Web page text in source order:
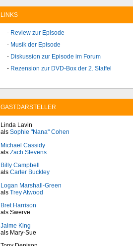
LINKS
Review zur Episode
Musik der Episode
Diskussion zur Episode im Forum
Rezension zur DVD-Box der 2. Staffel
GASTDARSTELLER
Linda Lavin
als Sophie "Nana" Cohen
Michael Cassidy
als Zach Stevens
Billy Campbell
als Carter Buckley
Logan Marshall-Green
als Trey Atwood
Bret Harrison
als Swerve
Jaime King
als Mary-Sue